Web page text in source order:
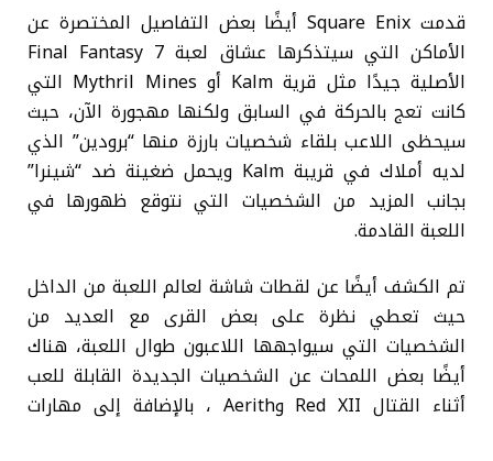
قدمت Square Enix أيضًا بعض التفاصيل المختصرة عن
الأماكن التي سيتذكرها عشاق لعبة Final Fantasy 7
الأصلية جيدًا مثل قرية Kalm أو Mythril Mines التي
كانت تعج بالحركة في السابق ولكنها مهجورة الآن، حيث
سيحظى اللاعب بلقاء شخصيات بارزة منها “برودين” الذي
لديه أملاك في قريبة Kalm ويحمل ضغينة ضد “شينرا”
بجانب المزيد من الشخصيات التي نتوقع ظهورها في
اللعبة القادمة.
تم الكشف أيضًا عن لقطات شاشة لعالم اللعبة من الداخل
حيث تعطي نظرة على بعض القرى مع العديد من
الشخصيات التي سيواجهها اللاعبون طوال اللعبة، هناك
أيضًا بعض اللمحات عن الشخصيات الجديدة القابلة للعب
أثناء القتال Red XII وAerith ، بالإضافة إلى مهارات